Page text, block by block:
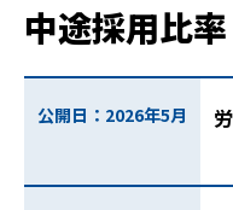
中途採用比率
公開日：2026年5月